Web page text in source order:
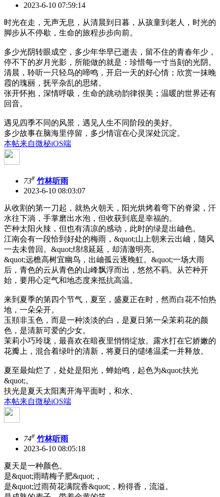
2023-6-10 07:59:14
时光在走，无声无息，从清晨到日暮，从孩童到老人，时光的
脚步从不停歇，生命的旅程步步向前。
多少光阴转眼成空，多少年华早已逝去，留不住的青春年少，
停不下的岁月光影，所能做的就是：珍惜每一寸当刻的光阴。
清晨，聆听一只轻鸟的啼鸣，开启一天的好心情；欣赏一抹晚
霞的瑰丽，抚平杂乱的思绪。
张开怀抱，深情呼吸，生命的跳动韵律很美；温暖的世界还有
回音。
遇见四季不同的风景，遇见人生不同阶段的美好。
多少故事在脑海里停留，多少情谊在心灵深处沉淀。
本帖来自微秘iOS端
73# 竹林听雨
2023-6-10 08:03:07
从收割的第一刀起，就热火朝天，阳光烘烤着弯下的脊梁，汗
水往下淌，手掌磨出水泡，但收获到底是幸福的。
芒种太阳火辣，但也有清凉的感动，此时的绿是出岫色。
江南会有一段恰到好处的梅雨，&quot;山上朝来云出岫，随风
一去未曾回。&quot;绵绵延延，却清澈明亮。
&quot;远檐高树宜幽鸟，出岫孤云逐晚虹。&quot;一场大雨
后，青色的云从青色的山峰飘浮而出，悠然不羁。从芒种开
始，要用心定气和地态度来抵抗高温。
来到夏季的第四个节气，夏至，盛夏正在时，然而白花不怕热
地，一朵朵开。
玉頩非玉色，而是一种淡淡的白，是夏日第一朵茉莉花的颜
色，是清新可爱的少女。
茉莉小巧玲珑，最喜欢在暗夜里悄悄绽放。露水打在它娇嫩的
花瓣上，混合着绿叶的清新，将夏日的缱绻温柔一并释放。
夏至最灿烂了，处处是阳光，蝉始鸣，起色为&quot;扶光
&quot;。
扶光是夏天太阳离开海平面时，和水、
本帖来自微秘iOS端
74# 竹林听雨
2023-6-10 08:05:18
夏天是一种颜色。
是&quot;雨晴梅子肥&quot;，
是&quot;过雨荷花满院香&quot;，粉得香，流溢。